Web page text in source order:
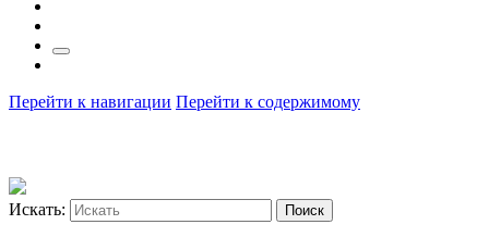
Перейти к навигации Перейти к содержимому
Искать: